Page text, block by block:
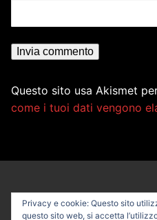
Questo sito usa Akismet
come i tuoi dati vengono
Privacy e cookie: Questo sito
questo sito web, si accetta